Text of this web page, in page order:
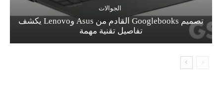
الجوالات
تصميم Googlebooks القادم من Asus وLenovo يكشف
تفاصيل تقنية مهمة